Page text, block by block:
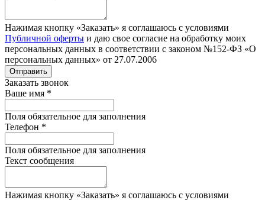
Нажимая кнопку «Заказать» я соглашаюсь с условиями
Публичной оферты и даю свое согласие на обработку моих
персональных данных в соответствии с законом №152-ФЗ «О
персональных данных» от 27.07.2006
Отправить
Заказать звонок
Ваше имя *
Поля обязательное для заполнения
Телефон *
Поля обязательное для заполнения
Текст сообщения
Нажимая кнопку «Заказать» я соглашаюсь с условиями